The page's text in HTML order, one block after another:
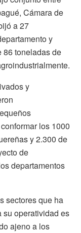
Cámara de
a 27
y
86 toneladas de
y
los 1000
y 2.300 de
de
departamentos
sectores que ha
su operatividad es
ajeno a los